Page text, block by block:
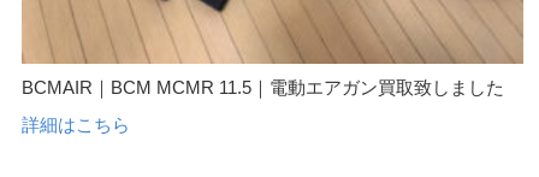
BCMAIR｜BCM MCMR 11.5｜電動エアガン買取致しました
詳細はこちら